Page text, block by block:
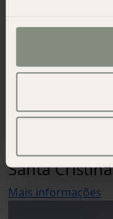
ABERTO
Santa Cristina
Mais informações